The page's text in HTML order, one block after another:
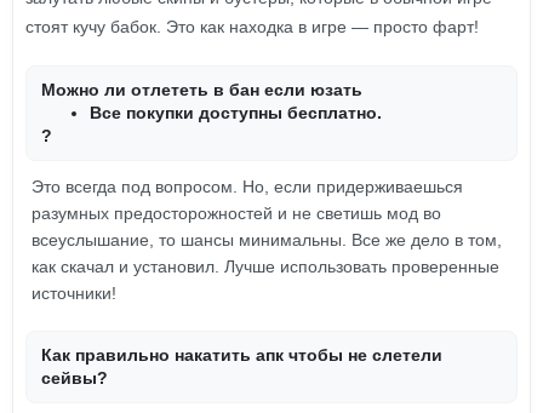
стоят кучу бабок. Это как находка в игре — просто фарт!
Можно ли отлететь в бан если юзать
Все покупки доступны бесплатно.
?
Это всегда под вопросом. Но, если придерживаешься
разумных предосторожностей и не светишь мод во
всеуслышание, то шансы минимальны. Все же дело в том,
как скачал и установил. Лучше использовать проверенные
источники!
Как правильно накатить апк чтобы не слетели
сейвы?